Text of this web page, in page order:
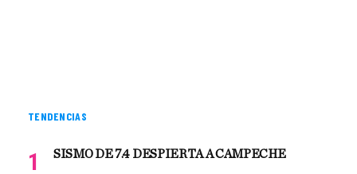
TENDENCIAS
SISMO DE 7.4 DESPIERTA A CAMPECHE